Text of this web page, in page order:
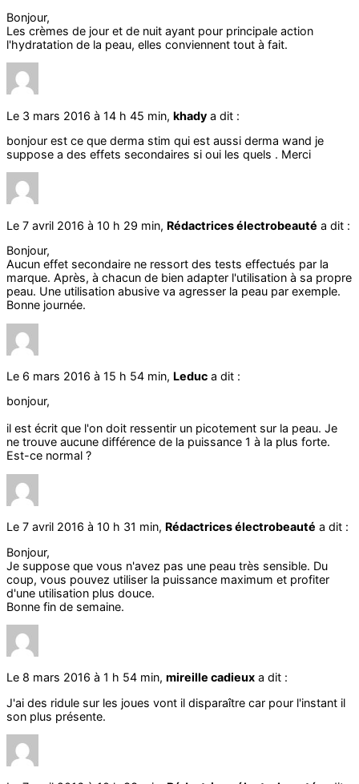
Bonjour,
Les crèmes de jour et de nuit ayant pour principale action
l'hydratation de la peau, elles conviennent tout à fait.
Le 3 mars 2016 à 14 h 45 min, khady a dit :
bonjour est ce que derma stim qui est aussi derma wand je
suppose a des effets secondaires si oui les quels . Merci
Le 7 avril 2016 à 10 h 29 min, Rédactrices électrobeauté a dit :
Bonjour,
Aucun effet secondaire ne ressort des tests effectués par la
marque. Après, à chacun de bien adapter l'utilisation à sa propre
peau. Une utilisation abusive va agresser la peau par exemple.
Bonne journée.
Le 6 mars 2016 à 15 h 54 min, Leduc a dit :
bonjour,
il est écrit que l'on doit ressentir un picotement sur la peau. Je
ne trouve aucune différence de la puissance 1 à la plus forte.
Est-ce normal ?
Le 7 avril 2016 à 10 h 31 min, Rédactrices électrobeauté a dit :
Bonjour,
Je suppose que vous n'avez pas une peau très sensible. Du
coup, vous pouvez utiliser la puissance maximum et profiter
d'une utilisation plus douce.
Bonne fin de semaine.
Le 8 mars 2016 à 1 h 54 min, mireille cadieux a dit :
J'ai des ridule sur les joues vont il disparaître car pour l'instant il
son plus présente.